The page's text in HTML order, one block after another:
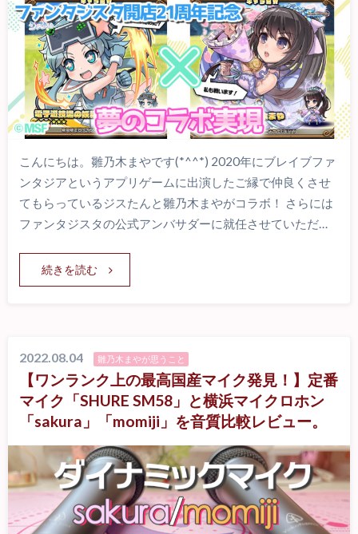
こんにちは。雛乃木まやです(*^^*) 2020年にブレイブファ
ンタジアというアプリゲームに出演したご縁で仲良くさせ
てもらっているジスたんと雛乃木まやがコラボ！ さらには
ファンタジスタの公式アンバサダーに就任させていただ…
続きを読む
2022.08.04 雛乃木まやが思うこと
【ワンランク上の最高国産マイク発見！】定番
マイク「SHURE SM58」と横浜マイクロホン
「sakura」「momiji」を音質比較レビュー。